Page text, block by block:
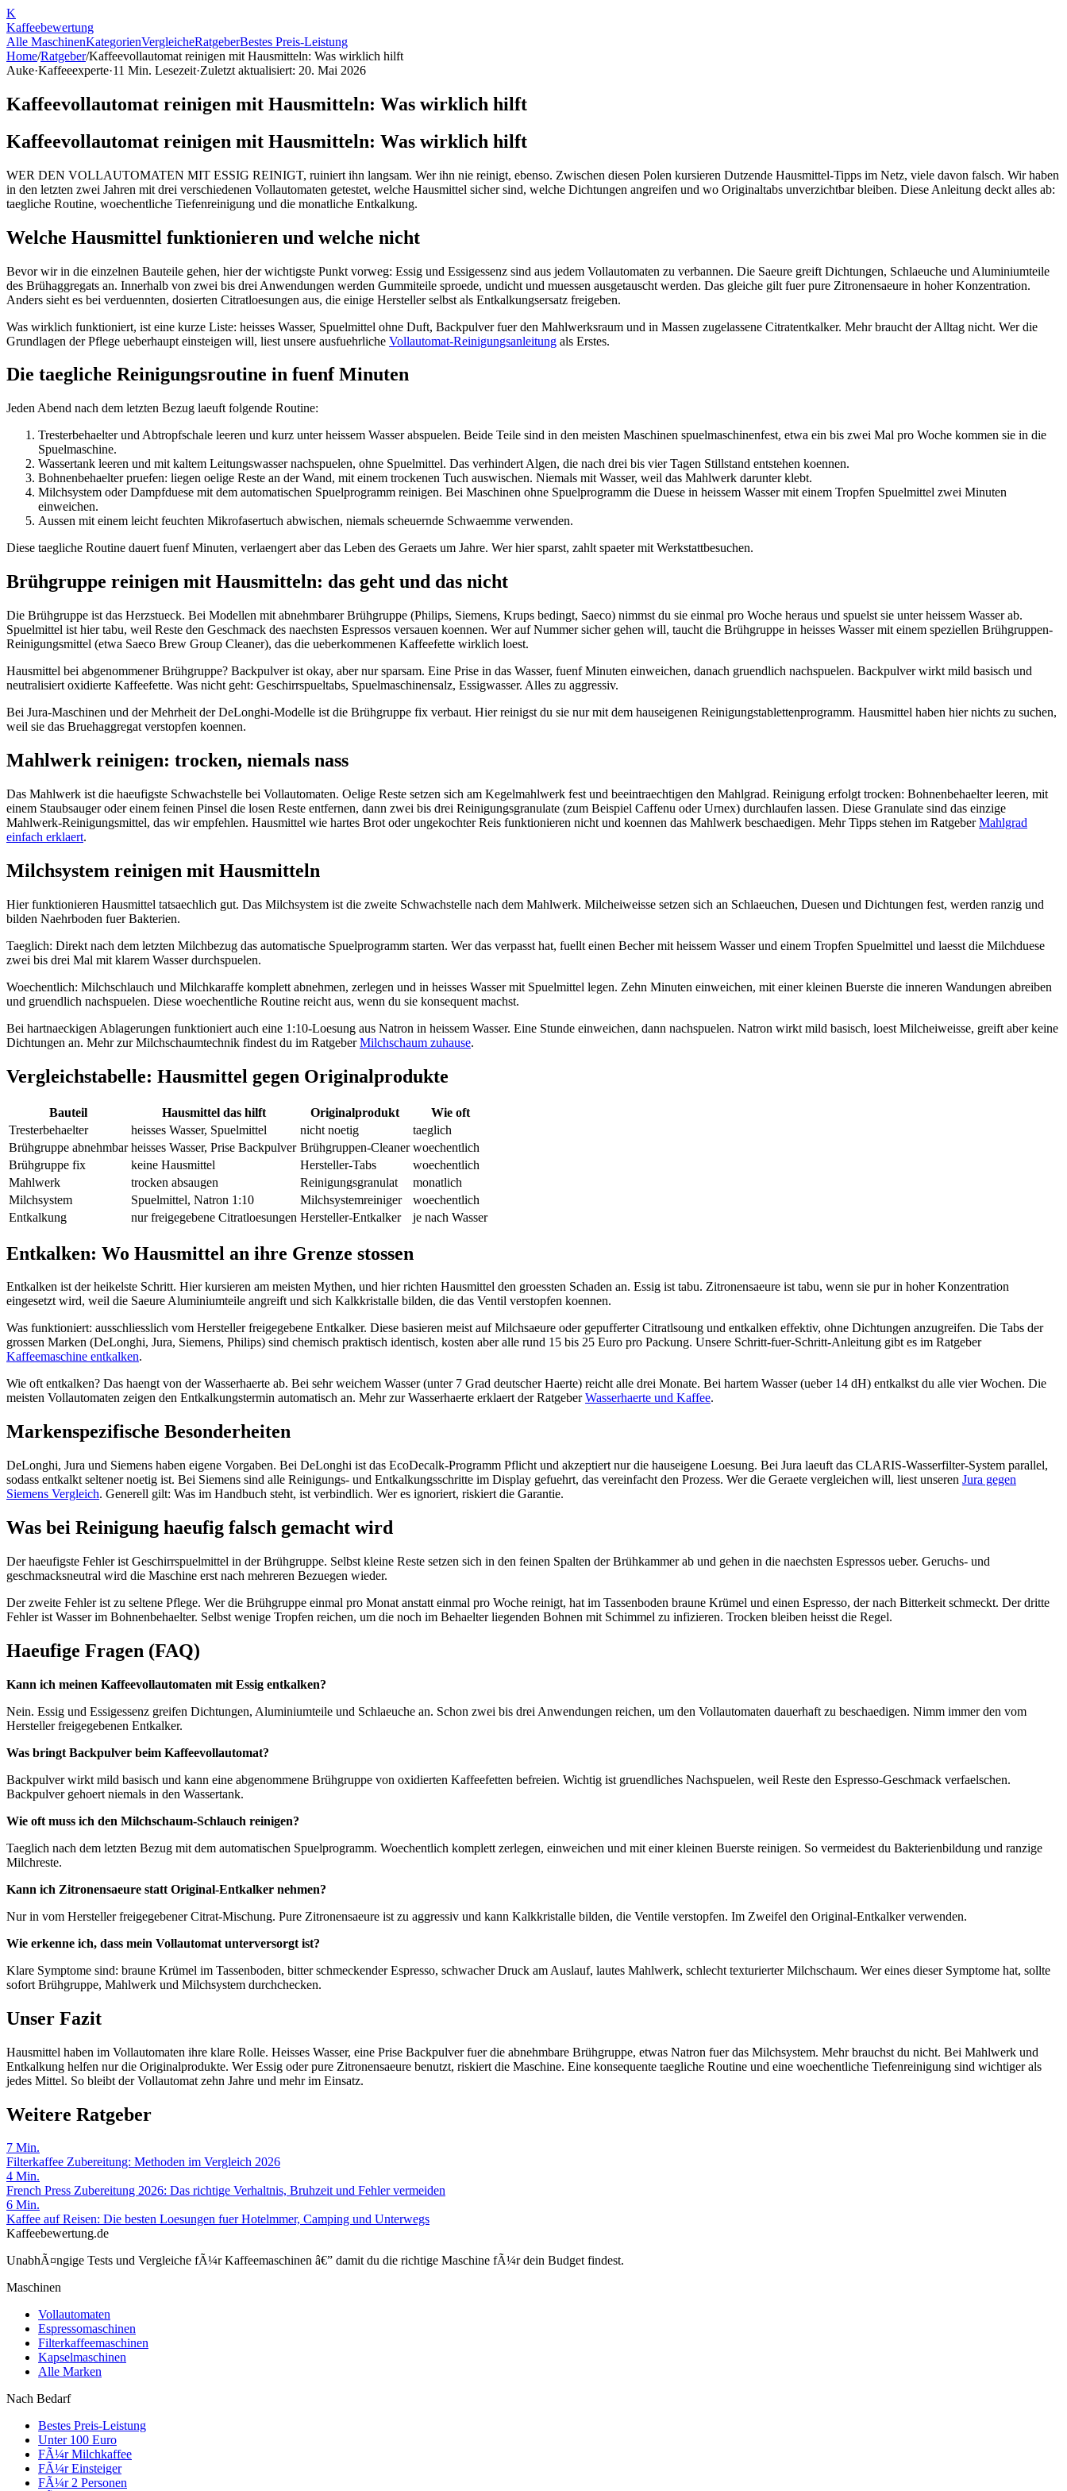
K
Kaffeebewertung
Alle MaschinenKategorienVergleicheRatgeberBestes Preis-Leistung
Home/Ratgeber/Kaffeevollautomat reinigen mit Hausmitteln: Was wirklich hilft
Auke·Kaffeeexperte·11 Min. Lesezeit·Zuletzt aktualisiert: 20. Mai 2026
Kaffeevollautomat reinigen mit Hausmitteln: Was wirklich hilft
Kaffeevollautomat reinigen mit Hausmitteln: Was wirklich hilft
WER DEN VOLLAUTOMATEN MIT ESSIG REINIGT, ruiniert ihn langsam. Wer ihn nie reinigt, ebenso. Zwischen diesen Polen kursieren Dutzende Hausmittel-Tipps im Netz, viele davon falsch. Wir haben
in den letzten zwei Jahren mit drei verschiedenen Vollautomaten getestet, welche Hausmittel sicher sind, welche Dichtungen angreifen und wo Originaltabs unverzichtbar bleiben. Diese Anleitung deckt alles ab:
taegliche Routine, woechentliche Tiefenreinigung und die monatliche Entkalkung.
Welche Hausmittel funktionieren und welche nicht
Bevor wir in die einzelnen Bauteile gehen, hier der wichtigste Punkt vorweg: Essig und Essigessenz sind aus jedem Vollautomaten zu verbannen. Die Saeure greift Dichtungen, Schlaeuche und Aluminiumteile
des Brühaggregats an. Innerhalb von zwei bis drei Anwendungen werden Gummiteile sproede, undicht und muessen ausgetauscht werden. Das gleiche gilt fuer pure Zitronensaeure in hoher Konzentration.
Anders sieht es bei verduennten, dosierten Citratloesungen aus, die einige Hersteller selbst als Entkalkungsersatz freigeben.
Was wirklich funktioniert, ist eine kurze Liste: heisses Wasser, Spuelmittel ohne Duft, Backpulver fuer den Mahlwerksraum und in Massen zugelassene Citratentkalker. Mehr braucht der Alltag nicht. Wer die
Grundlagen der Pflege ueberhaupt einsteigen will, liest unsere ausfuehrliche Vollautomat-Reinigungsanleitung als Erstes.
Die taegliche Reinigungsroutine in fuenf Minuten
Jeden Abend nach dem letzten Bezug laeuft folgende Routine:
Tresterbehaelter und Abtropfschale leeren und kurz unter heissem Wasser abspuelen. Beide Teile sind in den meisten Maschinen spuelmaschinenfest, etwa ein bis zwei Mal pro Woche kommen sie in die
Spuelmaschine.
Wassertank leeren und mit kaltem Leitungswasser nachspuelen, ohne Spuelmittel. Das verhindert Algen, die nach drei bis vier Tagen Stillstand entstehen koennen.
Bohnenbehaelter pruefen: liegen oelige Reste an der Wand, mit einem trockenen Tuch auswischen. Niemals mit Wasser, weil das Mahlwerk darunter klebt.
Milchsystem oder Dampfduese mit dem automatischen Spuelprogramm reinigen. Bei Maschinen ohne Spuelprogramm die Duese in heissem Wasser mit einem Tropfen Spuelmittel zwei Minuten
einweichen.
Aussen mit einem leicht feuchten Mikrofasertuch abwischen, niemals scheuernde Schwaemme verwenden.
Diese taegliche Routine dauert fuenf Minuten, verlaengert aber das Leben des Geraets um Jahre. Wer hier sparst, zahlt spaeter mit Werkstattbesuchen.
Brühgruppe reinigen mit Hausmitteln: das geht und das nicht
Die Brühgruppe ist das Herzstueck. Bei Modellen mit abnehmbarer Brühgruppe (Philips, Siemens, Krups bedingt, Saeco) nimmst du sie einmal pro Woche heraus und spuelst sie unter heissem Wasser ab.
Spuelmittel ist hier tabu, weil Reste den Geschmack des naechsten Espressos versauen koennen. Wer auf Nummer sicher gehen will, taucht die Brühgruppe in heisses Wasser mit einem speziellen Brühgruppen-
Reinigungsmittel (etwa Saeco Brew Group Cleaner), das die ueberkommenen Kaffeefette wirklich loest.
Hausmittel bei abgenommener Brühgruppe? Backpulver ist okay, aber nur sparsam. Eine Prise in das Wasser, fuenf Minuten einweichen, danach gruendlich nachspuelen. Backpulver wirkt mild basisch und
neutralisiert oxidierte Kaffeefette. Was nicht geht: Geschirrspueltabs, Spuelmaschinensalz, Essigwasser. Alles zu aggressiv.
Bei Jura-Maschinen und der Mehrheit der DeLonghi-Modelle ist die Brühgruppe fix verbaut. Hier reinigst du sie nur mit dem hauseigenen Reinigungstablettenprogramm. Hausmittel haben hier nichts zu suchen,
weil sie das Bruehaggregat verstopfen koennen.
Mahlwerk reinigen: trocken, niemals nass
Das Mahlwerk ist die haeufigste Schwachstelle bei Vollautomaten. Oelige Reste setzen sich am Kegelmahlwerk fest und beeintraechtigen den Mahlgrad. Reinigung erfolgt trocken: Bohnenbehaelter leeren, mit
einem Staubsauger oder einem feinen Pinsel die losen Reste entfernen, dann zwei bis drei Reinigungsgranulate (zum Beispiel Caffenu oder Urnex) durchlaufen lassen. Diese Granulate sind das einzige
Mahlwerk-Reinigungsmittel, das wir empfehlen. Hausmittel wie hartes Brot oder ungekochter Reis funktionieren nicht und koennen das Mahlwerk beschaedigen. Mehr Tipps stehen im RatgeberMahlgrad
einfach erklaert.
Milchsystem reinigen mit Hausmitteln
Hier funktionieren Hausmittel tatsaechlich gut. Das Milchsystem ist die zweite Schwachstelle nach dem Mahlwerk. Milcheiweisse setzen sich an Schlaeuchen, Duesen und Dichtungen fest, werden ranzig und
bilden Naehrboden fuer Bakterien.
Taeglich: Direkt nach dem letzten Milchbezug das automatische Spuelprogramm starten. Wer das verpasst hat, fuellt einen Becher mit heissem Wasser und einem Tropfen Spuelmittel und laesst die Milchduese
zwei bis drei Mal mit klarem Wasser durchspuelen.
Woechentlich: Milchschlauch und Milchkaraffe komplett abnehmen, zerlegen und in heisses Wasser mit Spuelmittel legen. Zehn Minuten einweichen, mit einer kleinen Buerste die inneren Wandungen abreiben
und gruendlich nachspuelen. Diese woechentliche Routine reicht aus, wenn du sie konsequent machst.
Bei hartnaeckigen Ablagerungen funktioniert auch eine 1:10-Loesung aus Natron in heissem Wasser. Eine Stunde einweichen, dann nachspuelen. Natron wirkt mild basisch, loest Milcheiweisse, greift aber keine
Dichtungen an. Mehr zur Milchschaumtechnik findest du im RatgeberMilchschaum zuhause.
Vergleichstabelle: Hausmittel gegen Originalprodukte
Bauteil Hausmittel das hilft Originalprodukt
Wie oft
Tresterbehaelter
heisses Wasser, Spuelmittel nicht noetig
taeglich
Brühgruppe abnehmbar heisses Wasser, Prise Backpulver Brühgruppen-Cleaner woechentlich
Brühgruppe fix
keine Hausmittel Hersteller-Tabs
woechentlich
Mahlwerk
trocken absaugen Reinigungsgranulat
monatlich
Milchsystem
Spuelmittel, Natron 1:10 Milchsystemreiniger
woechentlich
Entkalkung
nur freigegebene Citratloesungen Hersteller-Entkalker je nach Wasser
Entkalken: Wo Hausmittel an ihre Grenze stossen
Entkalken ist der heikelste Schritt. Hier kursieren am meisten Mythen, und hier richten Hausmittel den groessten Schaden an. Essig ist tabu. Zitronensaeure ist tabu, wenn sie pur in hoher Konzentration
eingesetzt wird, weil die Saeure Aluminiumteile angreift und sich Kalkkristalle bilden, die das Ventil verstopfen koennen.
Was funktioniert: ausschliesslich vom Hersteller freigegebene Entkalker. Diese basieren meist auf Milchsaeure oder gepufferter Citratlsoung und entkalken effektiv, ohne Dichtungen anzugreifen. Die Tabs der
grossen Marken (DeLonghi, Jura, Siemens, Philips) sind chemisch praktisch identisch, kosten aber alle rund 15 bis 25 Euro pro Packung. Unsere Schritt-fuer-Schritt-Anleitung gibt es im Ratgeber
Kaffeemaschine entkalken.
Wie oft entkalken? Das haengt von der Wasserhaerte ab. Bei sehr weichem Wasser (unter 7 Grad deutscher Haerte) reicht alle drei Monate. Bei hartem Wasser (ueber 14 dH) entkalkst du alle vier Wochen. Die
meisten Vollautomaten zeigen den Entkalkungstermin automatisch an. Mehr zur Wasserhaerte erklaert der RatgeberWasserhaerte und Kaffee.
Markenspezifische Besonderheiten
DeLonghi, Jura und Siemens haben eigene Vorgaben. Bei DeLonghi ist das EcoDecalk-Programm Pflicht und akzeptiert nur die hauseigene Loesung. Bei Jura laeuft das CLARIS-Wasserfilter-System parallel,
sodass entkalkt seltener noetig ist. Bei Siemens sind alle Reinigungs- und Entkalkungsschritte im Display gefuehrt, das vereinfacht den Prozess. Wer die Geraete vergleichen will, liest unseren Jura gegen
Siemens Vergleich. Generell gilt: Was im Handbuch steht, ist verbindlich. Wer es ignoriert, riskiert die Garantie.
Was bei Reinigung haeufig falsch gemacht wird
Der haeufigste Fehler ist Geschirrspuelmittel in der Brühgruppe. Selbst kleine Reste setzen sich in den feinen Spalten der Brühkammer ab und gehen in die naechsten Espressos ueber. Geruchs- und
geschmacksneutral wird die Maschine erst nach mehreren Bezuegen wieder.
Der zweite Fehler ist zu seltene Pflege. Wer die Brühgruppe einmal pro Monat anstatt einmal pro Woche reinigt, hat im Tassenboden braune Krümel und einen Espresso, der nach Bitterkeit schmeckt. Der dritte
Fehler ist Wasser im Bohnenbehaelter. Selbst wenige Tropfen reichen, um die noch im Behaelter liegenden Bohnen mit Schimmel zu infizieren. Trocken bleiben heisst die Regel.
Haeufige Fragen (FAQ)
Kann ich meinen Kaffeevollautomaten mit Essig entkalken?
Nein. Essig und Essigessenz greifen Dichtungen, Aluminiumteile und Schlaeuche an. Schon zwei bis drei Anwendungen reichen, um den Vollautomaten dauerhaft zu beschaedigen. Nimm immer den vom
Hersteller freigegebenen Entkalker.
Was bringt Backpulver beim Kaffeevollautomat?
Backpulver wirkt mild basisch und kann eine abgenommene Brühgruppe von oxidierten Kaffeefetten befreien. Wichtig ist gruendliches Nachspuelen, weil Reste den Espresso-Geschmack verfaelschen.
Backpulver gehoert niemals in den Wassertank.
Wie oft muss ich den Milchschaum-Schlauch reinigen?
Taeglich nach dem letzten Bezug mit dem automatischen Spuelprogramm. Woechentlich komplett zerlegen, einweichen und mit einer kleinen Buerste reinigen. So vermeidest du Bakterienbildung und ranzige
Milchreste.
Kann ich Zitronensaeure statt Original-Entkalker nehmen?
Nur in vom Hersteller freigegebener Citrat-Mischung. Pure Zitronensaeure ist zu aggressiv und kann Kalkkristalle bilden, die Ventile verstopfen. Im Zweifel den Original-Entkalker verwenden.
Wie erkenne ich, dass mein Vollautomat unterversorgt ist?
Klare Symptome sind: braune Krümel im Tassenboden, bitter schmeckender Espresso, schwacher Druck am Auslauf, lautes Mahlwerk, schlecht texturierter Milchschaum. Wer eines dieser Symptome hat, sollte
sofort Brühgruppe, Mahlwerk und Milchsystem durchchecken.
Unser Fazit
Hausmittel haben im Vollautomaten ihre klare Rolle. Heisses Wasser, eine Prise Backpulver fuer die abnehmbare Brühgruppe, etwas Natron fuer das Milchsystem. Mehr brauchst du nicht. Bei Mahlwerk und
Entkalkung helfen nur die Originalprodukte. Wer Essig oder pure Zitronensaeure benutzt, riskiert die Maschine. Eine konsequente taegliche Routine und eine woechentliche Tiefenreinigung sind wichtiger als
jedes Mittel. So bleibt der Vollautomat zehn Jahre und mehr im Einsatz.
Weitere Ratgeber
7 Min.
Filterkaffee Zubereitung: Methoden im Vergleich 2026
4 Min.
French Press Zubereitung 2026: Das richtige Verhaltnis, Bruhzeit und Fehler vermeiden
6 Min.
Kaffee auf Reisen: Die besten Loesungen fuer Hotelmmer, Camping und Unterwegs
Kaffeebewertung.de
UnabhÃ¤ngige Tests und Vergleiche fÃ¼r Kaffeemaschinen â€” damit du die richtige Maschine fÃ¼r dein Budget findest.
Maschinen
Vollautomaten
Espressomaschinen
Filterkaffeemaschinen
Kapselmaschinen
Alle Marken
Nach Bedarf
Bestes Preis-Leistung
Unter 100 Euro
FÃ¼r Milchkaffee
FÃ¼r Einsteiger
FÃ¼r 2 Personen